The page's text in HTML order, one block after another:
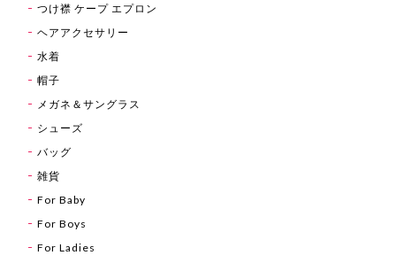
つけ襟 ケープ エプロン
ヘアアクセサリー
水着
帽子
メガネ＆サングラス
シューズ
バッグ
雑貨
For Baby
For Boys
For Ladies